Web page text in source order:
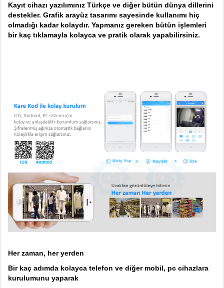
Kayıt cihazı yazılımınız Türkçe ve diğer bütün dünya dillerini
destekler. Grafik arayüz tasarımı sayesinde kullanımı hiç
olmadığı kadar kolaydır. Yapmanız gereken bütün işlemleri
bir kaç tıklamayla kolayca ve pratik olarak yapabilirsiniz.
Her zaman, her yerden
Bir kaç adımda kolayca telefon ve diğer mobil, pc cihazlara
kurulumunu yaparak